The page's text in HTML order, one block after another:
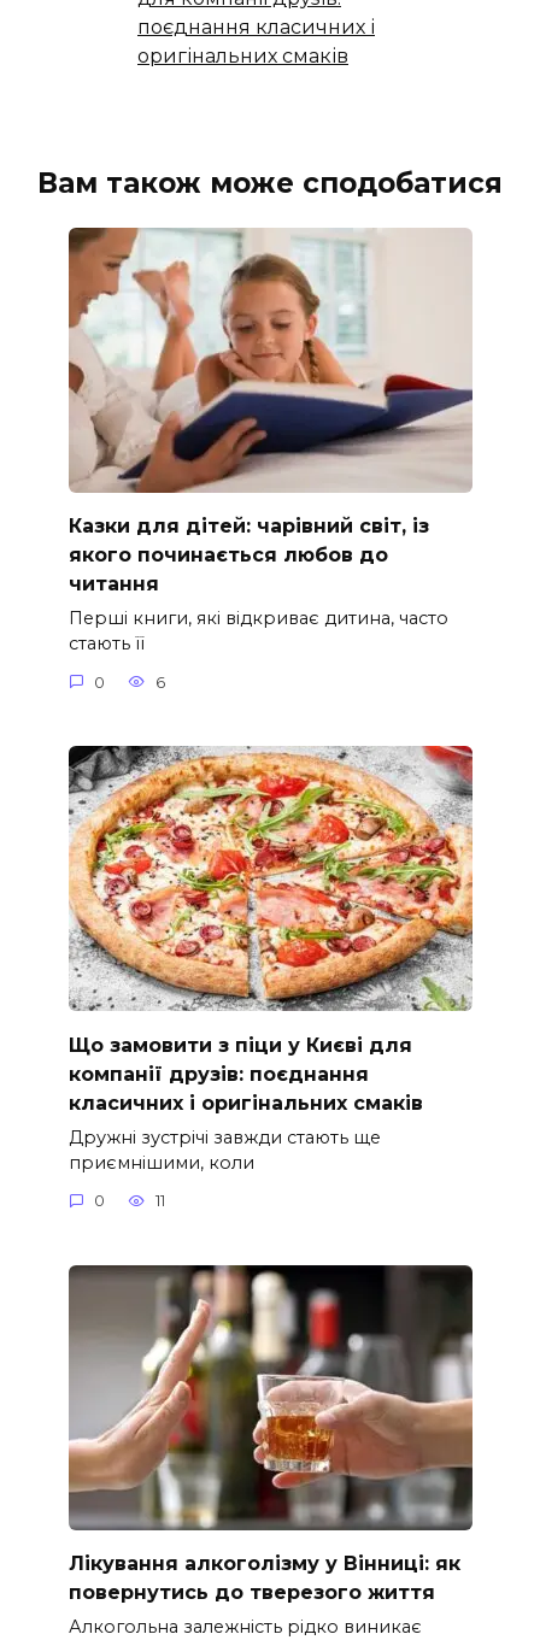
поєднання класичних і
оригінальних смаків
Вам також може сподобатися
Казки для дітей: чарівний світ, із
якого починається любов до
читання
Перші книги, які відкриває дитина, часто
стають її
0 6
Що замовити з піци у Києві для
компанії друзів: поєднання
класичних і оригінальних смаків
Дружні зустрічі завжди стають ще
приємнішими, коли
0 11
Лікування алкоголізму у Вінниці: як
повернутись до тверезого життя
Алкогольна залежність рідко виникає